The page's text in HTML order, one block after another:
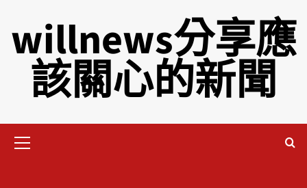
willnews分享應
該關心的新聞